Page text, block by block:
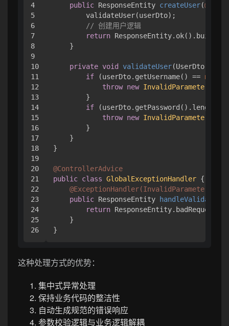
4
5
6
7
8
9
10
11
12
13
14
15
16
17
18
19
20
21
22
23
24
25
public ResponseEntity createUser(
        validateUser(userDto);
// 创建用户逻辑
return ResponseEntity.ok().build();
    }
private void validateUser(UserDto
if (userDto.getUsername() == null
throw new
        }
if
throw new
        }
    }
}
@ControllerAdvice
public class GlobalExceptionHandler {
public ResponseEntity
return
    }
这种处理方式的优势：
集中式异常处理
保持业务代码的整洁性
自动生成规范的错误响应
参数校验逻辑与业务逻辑解耦